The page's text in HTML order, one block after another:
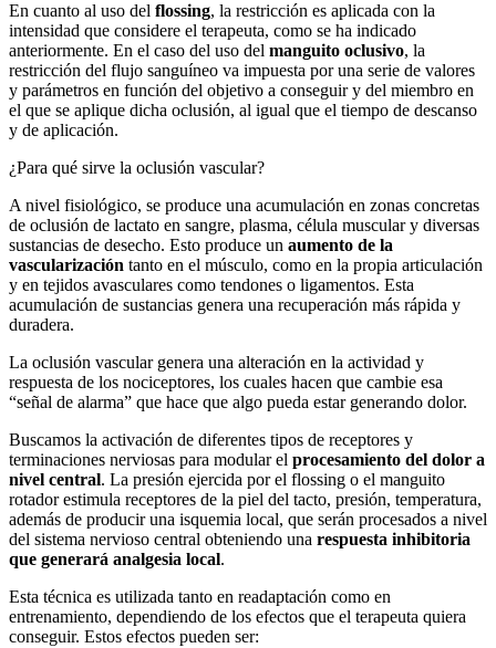
En cuanto al uso del flossing, la restricción es aplicada con la
intensidad que considere el terapeuta, como se ha indicado
anteriormente. En el caso del uso del manguito oclusivo, la
restricción del flujo sanguíneo va impuesta por una serie de valores
y parámetros en función del objetivo a conseguir y del miembro en
el que se aplique dicha oclusión, al igual que el tiempo de descanso
y de aplicación.
¿Para qué sirve la oclusión vascular?
A nivel fisiológico, se produce una acumulación en zonas concretas
de oclusión de lactato en sangre, plasma, célula muscular y diversas
sustancias de desecho. Esto produce un aumento de la
vascularización tanto en el músculo, como en la propia articulación
y en tejidos avasculares como tendones o ligamentos. Esta
acumulación de sustancias genera una recuperación más rápida y
duradera.
La oclusión vascular genera una alteración en la actividad y
respuesta de los nociceptores, los cuales hacen que cambie esa
“señal de alarma” que hace que algo pueda estar generando dolor.
Buscamos la activación de diferentes tipos de receptores y
terminaciones nerviosas para modular el procesamiento del dolor a
nivel central. La presión ejercida por el flossing o el manguito
rotador estimula receptores de la piel del tacto, presión, temperatura,
además de producir una isquemia local, que serán procesados a nivel
del sistema nervioso central obteniendo una respuesta inhibitoria
que generará analgesia local.
Esta técnica es utilizada tanto en readaptación como en
entrenamiento, dependiendo de los efectos que el terapeuta quiera
conseguir. Estos efectos pueden ser: